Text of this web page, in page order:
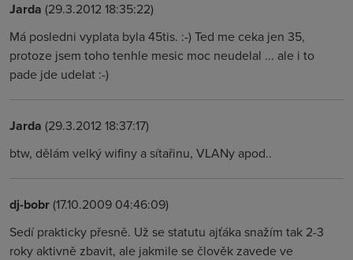
Jarda (29.3.2012 18:35:22)
Má posledni vyplata byla 45tis. :-) Ted me ceka jen 35,
protoze jsem toho tenhle mesic moc neudelal ... ale i to
pade jde udelat :-)
Jarda (29.3.2012 18:37:17)
btw, dělám velký wifiny a sítařinu, VLANy apod..
dj-bobr(17.10.2009 04:46:09)
Sedí prakticky přesně. Už se statutu ajťáka snažím tak 2-3
roky aktivně zbavit, ale jakmile se člověk zavede ve